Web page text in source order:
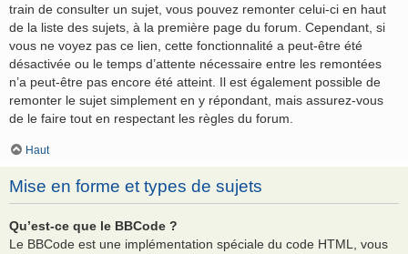
train de consulter un sujet, vous pouvez remonter celui-ci en haut
de la liste des sujets, à la première page du forum. Cependant, si
vous ne voyez pas ce lien, cette fonctionnalité a peut-être été
désactivée ou le temps d’attente nécessaire entre les remontées
n’a peut-être pas encore été atteint. Il est également possible de
remonter le sujet simplement en y répondant, mais assurez-vous
de le faire tout en respectant les règles du forum.
Haut
Mise en forme et types de sujets
Qu’est-ce que le BBCode ?
Le BBCode est une implémentation spéciale du code HTML, vous